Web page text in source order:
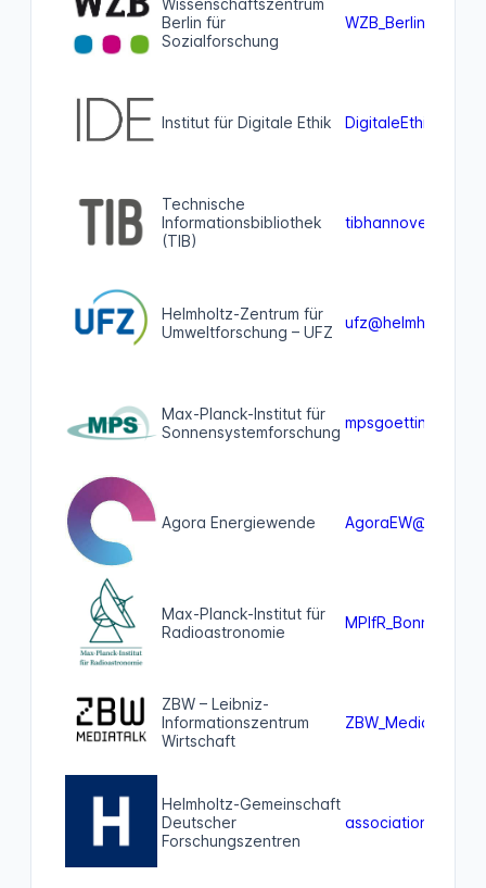
Wissenschaftszentrum
Berlin für
Sozialforschung
Institut für Digitale Ethik
Technische
Informationsbibliothek
(TIB)
Helmholtz-Zentrum für
Umweltforschung – UFZ
Max-Planck-Institut für
Sonnensystemforschung
Agora Energiewende
Max-Planck-Institut für
Radioastronomie
ZBW – Leibniz-
Informationszentrum
Wirtschaft
Helmholtz-Gemeinschaft
Deutscher
Forschungszentren